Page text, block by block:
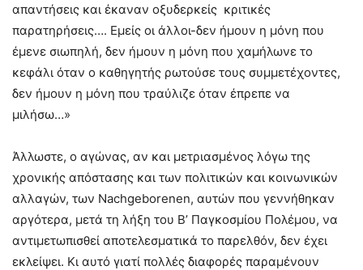
απαντήσεις και έκαναν οξυδερκείς κριτικές
παρατηρήσεις…. Εμείς οι άλλοι-δεν ήμουν η μόνη που
έμενε σιωπηλή, δεν ήμουν η μόνη που χαμήλωνε το
κεφάλι όταν ο καθηγητής ρωτούσε τους συμμετέχοντες,
δεν ήμουν η μόνη που τραύλιζε όταν έπρεπε να
μιλήσω…»
Άλλωστε, ο αγώνας, αν και μετριασμένος λόγω της
χρονικής απόστασης και των πολιτικών και κοινωνικών
αλλαγών, των Nachgeborenen, αυτών που γεννήθηκαν
αργότερα, μετά τη λήξη του Β’ Παγκοσμίου Πολέμου, να
αντιμετωπισθεί αποτελεσματικά το παρελθόν, δεν έχει
εκλείψει. Κι αυτό γιατί πολλές διαφορές παραμένουν